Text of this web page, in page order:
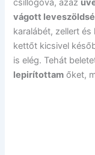
csillogóvá, azaz
vágott
karalábét, zellert
kettőt kicsivel
is elég. Tehát
lepirítottam őket,